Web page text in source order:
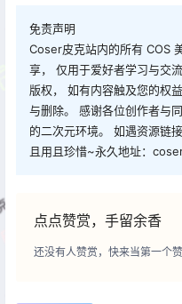
免责声明
Coser皮克站内的所有 COS
享， 仅用于爱好者学习与交
版权， 如有内容触及您的权
与删除。 感谢各位创作者与
的二次元环境。 如遇资源链
且用且珍惜~永久地址：
点点赞赏，手留余香
还没有人赞赏，快来当第一个赞